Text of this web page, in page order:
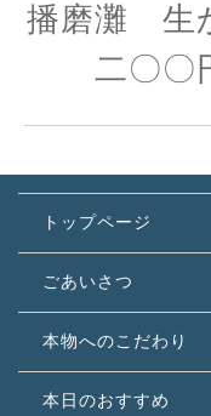
播磨灘
二〇〇
トップページ
ごあいさつ
本物へのこだわり
本日のおすすめ